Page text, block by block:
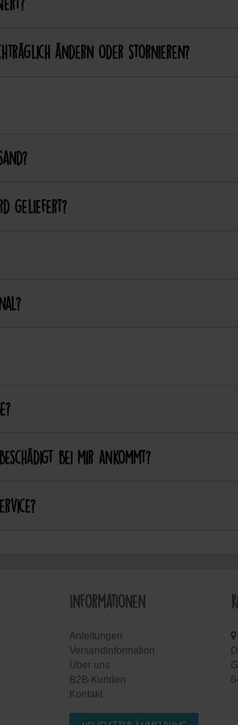
ändern oder stornieren?
geliefert?
bei mir ankommt?
Informationen
Anleitungen
Versandinformation
Über uns
B2B-Kunden
Kontakt